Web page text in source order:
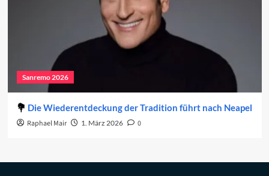
Sanremo 2026
Die Wiederentdeckung der Tradition führt nach Neapel
Raphael Mair 1. März 2026 0